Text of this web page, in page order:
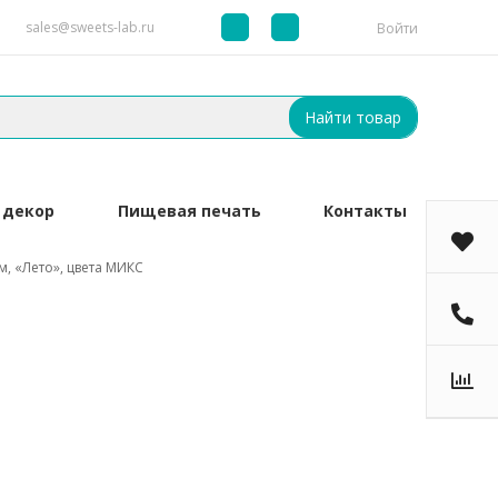
sales@sweets-lab.ru Войти
Найти товар
Пищевая печать Контакты
«Лето», цвета МИКС